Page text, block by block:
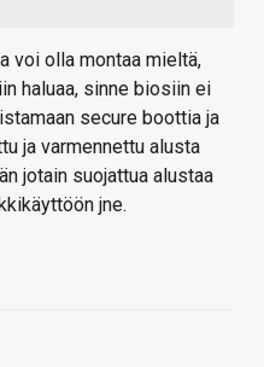
voi olla montaa mieltä,
haluaa, sinne biosiin ei
secure boottia ja
ja varmennettu alusta
jotain suojattua alustaa
jne.